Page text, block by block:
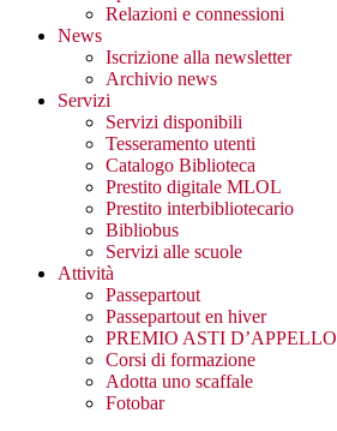
Relazioni e connessioni
News
Iscrizione alla newsletter
Archivio news
Servizi
Servizi disponibili
Tesseramento utenti
Catalogo Biblioteca
Prestito digitale MLOL
Prestito interbibliotecario
Bibliobus
Servizi alle scuole
Attività
Passepartout
Passepartout en hiver
PREMIO ASTI D’APPELLO
Corsi di formazione
Adotta uno scaffale
Fotobar